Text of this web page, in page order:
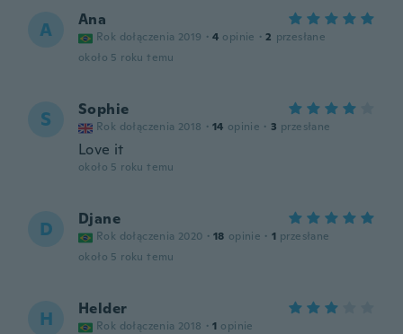
A Ana
Rok dołączenia 2019 · 4 opinie · 2 przesłane
około 5 roku temu
S Sophie
Rok dołączenia 2018 · 14 opinie · 3 przesłane
Love it
około 5 roku temu
D Djane
Rok dołączenia 2020 · 18 opinie · 1 przesłane
około 5 roku temu
H Helder
Rok dołączenia 2018 · 1 opinie